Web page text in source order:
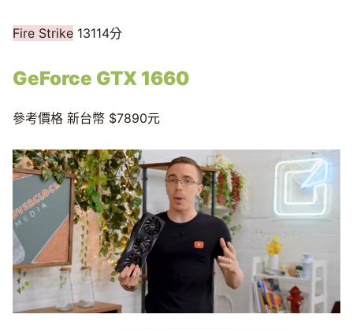
Fire Strike 13114分
GeForce GTX 1660
參考價格 新台幣 $7890元